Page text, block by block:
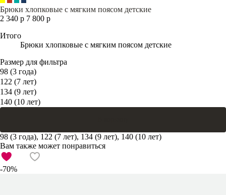
Брюки хлопковые с мягким поясом детские
2 340 р 7 800 р
Итого
Брюки хлопковые с мягким поясом детские
Размер для фильтра
98 (3 года)
122 (7 лет)
134 (9 лет)
140 (10 лет)
98 (3 года), 122 (7 лет), 134 (9 лет), 140 (10 лет)
Вам также может понравиться
-70%